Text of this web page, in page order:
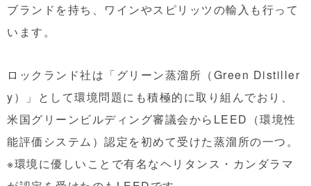
ブランドを持ち、ワインやスピリッツの輸入も行って
います。
ロックランド社は「グリーン蒸溜所（Green Distiller
y）」として環境問題にも積極的に取り組んでおり、
米国グリーンビルディング審議会からLEED（環境性
能評価システム）認定を初めて受けた蒸溜所の一つ。
※環境に優しいことで有名なヘリタンス・カンダラマ